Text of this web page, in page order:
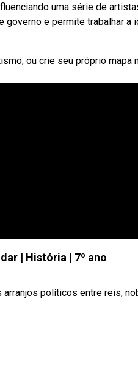
uma série de
e permite trabalhar a
ou crie seu próprio mapa
| História | 7º ano
políticos entre reis,